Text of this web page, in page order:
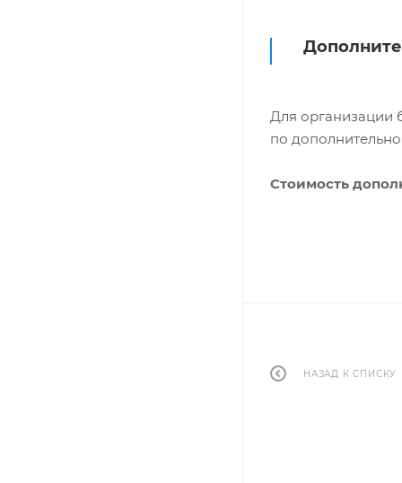
Для организации
по
Стоимость
НАЗАД К СПИСКУ